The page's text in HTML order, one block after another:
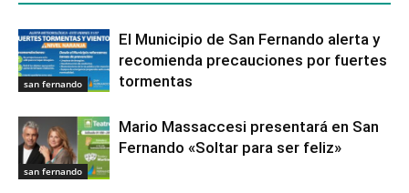
san fernando
El Municipio de San Fernando alerta y
recomienda precauciones por fuertes
tormentas
san fernando
Mario Massaccesi presentará en San
Fernando «Soltar para ser feliz»